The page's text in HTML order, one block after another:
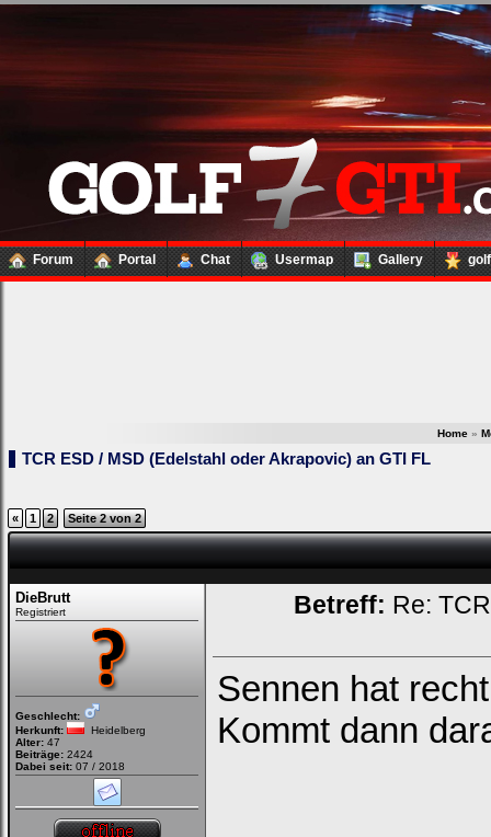
Forum Portal Chat Usermap Gallery
Home »
TCR ESD / MSD (Edelstahl oder Akrapovic) an GTI FL
« 1 2 Seite 2 von 2
DieBrutt
Registriert
Geschlecht:
Herkunft:
Heidelberg
Alter: 47
Beiträge: 2424
Dabei seit: 07 / 2018
Betreff: Re:
Sennen hat
Kommt dann